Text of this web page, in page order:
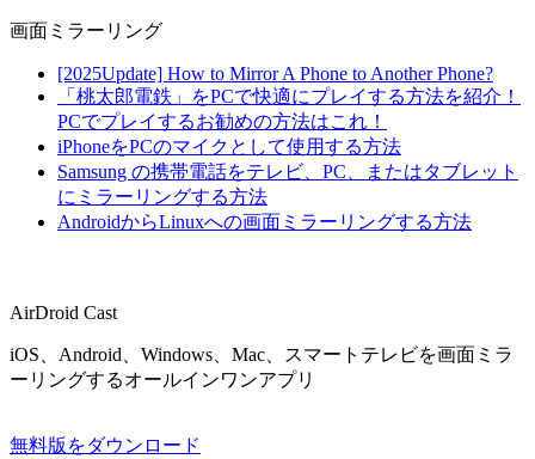
画面ミラーリング
[2025Update] How to Mirror A Phone to Another Phone?
「桃太郎電鉄」をPCで快適にプレイする方法を紹介！
PCでプレイするお勧めの方法はこれ！
iPhoneをPCのマイクとして使用する方法
Samsung の携帯電話をテレビ、PC、またはタブレット
にミラーリングする方法
AndroidからLinuxへの画面ミラーリングする方法
AirDroid Cast
iOS、Android、Windows、Mac、スマートテレビを画面ミラ
ーリングするオールインワンアプリ
無料版をダウンロード